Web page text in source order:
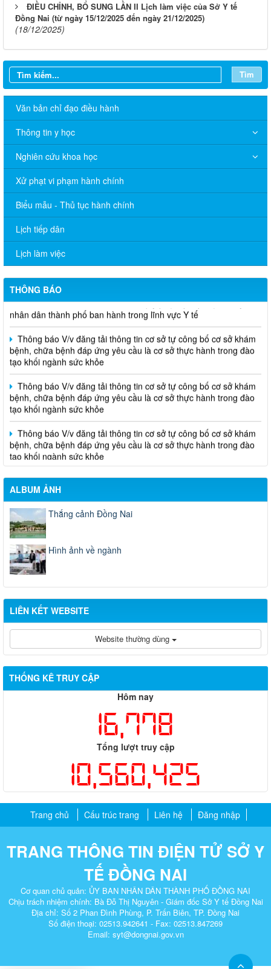
ĐIỀU CHỈNH, BỔ SUNG LẦN II Lịch làm việc của Sở Y tế
Đồng Nai (từ ngày 15/12/2025 đến ngày 21/12/2025)
(18/12/2025)
Tìm
Văn bản chỉ đạo điều hành
Thông tin y học
Nghiên cứu khoa học
Xử phạt vi phạm hành chính
Biểu mẫu - Thủ tục hành chính
Lịch tiếp dân
Lịch làm việc
THÔNG BÁO
THÔNG BÁO V/v niêm yết công bố Danh mục thủ tục hành
chính sửa đổi, bổ sung trong lĩnh vực phòng bệnh và an toàn
thực phẩm thuộc phạm vi quản lý của Sở Y tế thành phố Đồng
Nai
THÔNG BÁO Về việc niêm yết thủ tục hành chính bằng mã
QR-Code
Thông báo V/v đăng tải thông tin cơ sở tự công bố cơ sở khám
bệnh, chữa bệnh đáp ứng yêu cầu là cơ sở thực hành trong đào
THÔNG CÁO BÁO CHÍ Văn bản quy phạm pháp luật do Ủy ban
nhân dân thành phố ban hành trong lĩnh vực Y tế
Thông báo V/v đăng tải thông tin cơ sở tự công bố cơ sở khám
bệnh, chữa bệnh đáp ứng yêu cầu là cơ sở thực hành trong đào
tạo khối ngành sức khỏe
Thông báo V/v đăng tải thông tin cơ sở tự công bố cơ sở khám
bệnh, chữa bệnh đáp ứng yêu cầu là cơ sở thực hành trong đào
tạo khối ngành sức khỏe
Thông báo V/v đăng tải thông tin cơ sở tự công bố cơ sở khám
bệnh, chữa bệnh đáp ứng yêu cầu là cơ sở thực hành trong đào
tạo khối ngành sức khỏe
ALBUM ẢNH
Thắng cảnh Đồng Nai
Hình ảnh về ngành
LIÊN KẾT WEBSITE
Website thường dùng
THỐNG KÊ TRUY CẬP
Hôm nay
16,778
Tổng lượt truy cập
10,560,425
Trang chủ Cấu trúc trang Liên hệ Đăng nhập
TRANG THÔNG TIN ĐIỆN TỬ SỞ Y
TẾ ĐỒNG NAI
Cơ quan chủ quản: ỦY BAN NHÂN DÂN THÀNH PHỐ ĐỒNG NAI
Chịu trách nhiệm chính: Bà Đỗ Thị Nguyên - Giám đốc Sở Y tế Đồng Nai
Địa chỉ: Số 2 Phan Đình Phùng, P. Trấn Biên, TP. Đồng Nai​
Số điện thoại: 02513.942641 - Fax: 02513.847269
Email: syt@dongnai.gov.vn